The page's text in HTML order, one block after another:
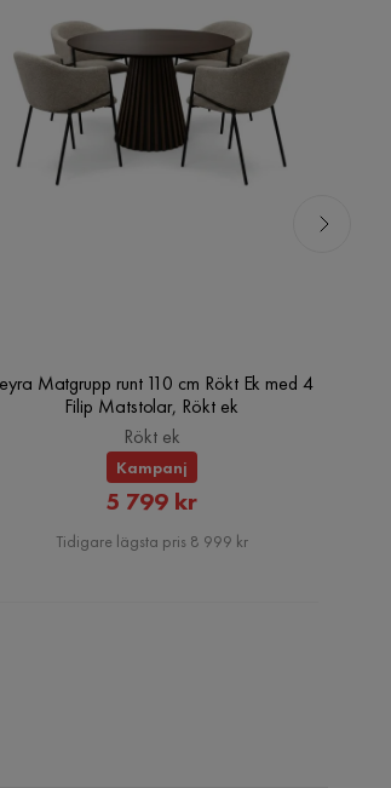
Matgrupp runt 110 cm Rökt Ek med 4
Filip Matstolar, Rökt ek
Rökt ek
Kampanj
Rabatterat
Pris
5 799 kr
Tidigare lägsta pris 8 999 kr